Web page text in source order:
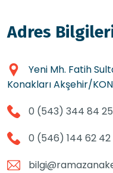
Adres
Yeni Mh. Fatih
Konakları Akşehir/
0 (543) 344 84 25
0 (546) 144 62 42